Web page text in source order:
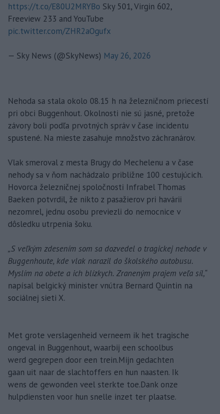
https://t.co/E80U2MRYBo Sky 501, Virgin 602,
Freeview 233 and YouTube
pic.twitter.com/ZHR2aOgufx
— Sky News (@SkyNews) May 26, 2026
Nehoda sa stala okolo 08.15 h na železničnom priecestí
pri obci Buggenhout. Okolnosti nie sú jasné, pretože
závory boli podľa prvotných správ v čase incidentu
spustené. Na mieste zasahuje množstvo záchranárov.
Vlak smeroval z mesta Brugy do Mechelenu a v čase
nehody sa v ňom nachádzalo približne 100 cestujúcich.
Hovorca železničnej spoločnosti Infrabel Thomas
Baeken potvrdil, že nikto z pasažierov pri havárii
nezomrel, jednu osobu previezli do nemocnice v
dôsledku utrpenia šoku.
„S veľkým zdesením som sa dozvedel o tragickej nehode v
Buggenhoute, kde vlak narazil do školského autobusu.
Myslím na obete a ich blízkych. Zraneným prajem veľa síl,“
napísal belgický minister vnútra Bernard Quintin na
sociálnej sieti X.
Met grote verslagenheid verneem ik het tragische
ongeval in Buggenhout, waarbij een schoolbus
werd gegrepen door een trein.Mijn gedachten
gaan uit naar de slachtoffers en hun naasten. Ik
wens de gewonden veel sterkte toe.Dank onze
hulpdiensten voor hun snelle inzet ter plaatse.